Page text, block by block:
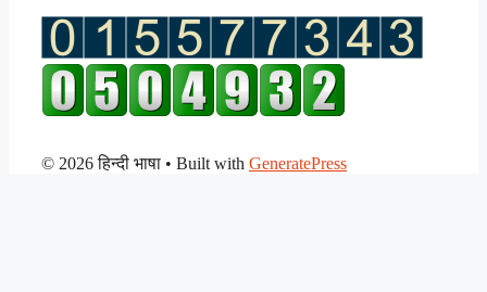
© 2026 हिन्दी भाषा • Built with GeneratePress